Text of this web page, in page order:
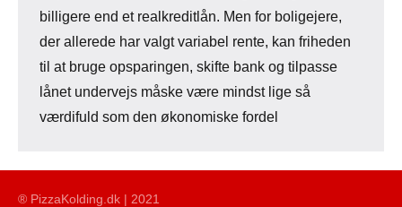
billigere end et realkreditlån. Men for boligejere,
der allerede har valgt variabel rente, kan friheden
til at bruge opsparingen, skifte bank og tilpasse
lånet undervejs måske være mindst lige så
værdifuld som den økonomiske fordel
® PizzaKolding.dk | 2021